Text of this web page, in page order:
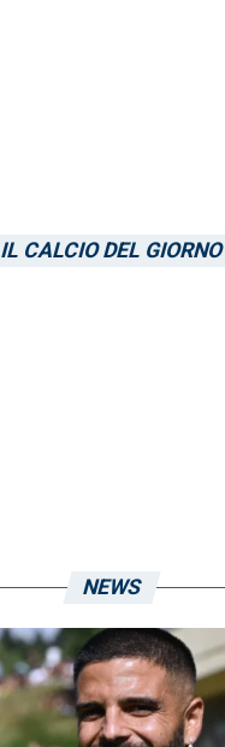
IL CALCIO DEL GIORNO
NEWS